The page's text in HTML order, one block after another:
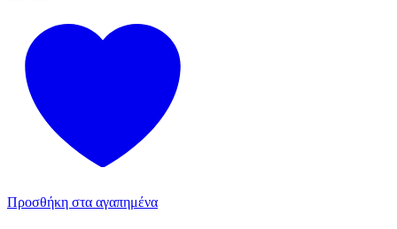
Προσθήκη στα αγαπημένα